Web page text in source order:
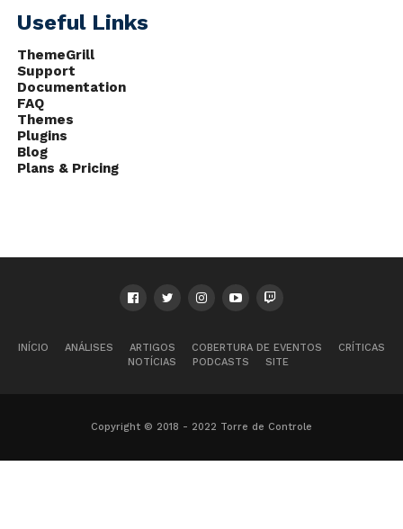
Useful Links
ThemeGrill
Support
Documentation
FAQ
Themes
Plugins
Blog
Plans & Pricing
INÍCIO ANÁLISES ARTIGOS COBERTURA DE EVENTOS
CRÍTICAS
NOTÍCIAS
PODCASTS SITE
Copyright © 2018 - 2022 Torre de Controle